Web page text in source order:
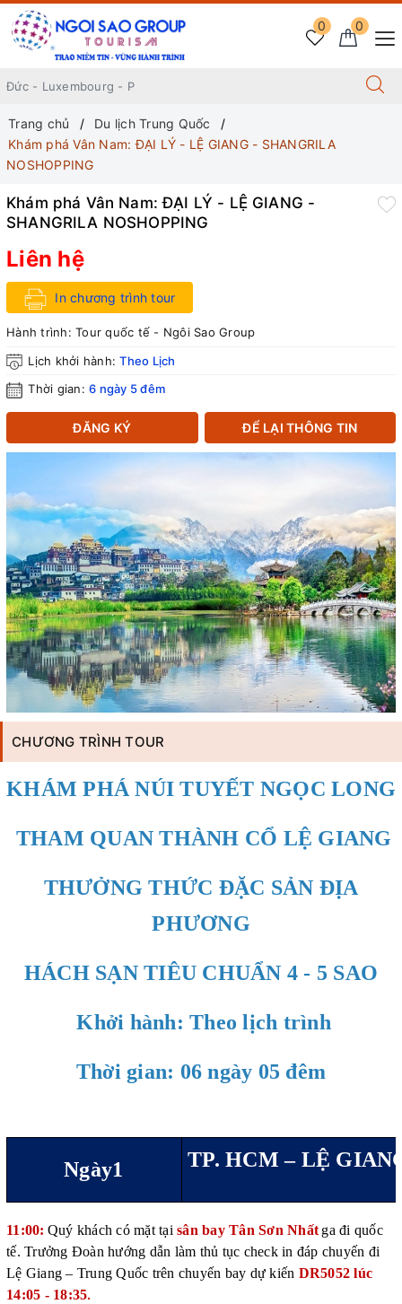
0
0
Trang chủ
Du lịch Trung Quốc
Khám phá Vân Nam: ĐẠI LÝ - LỆ GIANG - SHANGRILA
NOSHOPPING
CHƯƠNG TRÌNH TOUR
KHÁM PHÁ NÚI TUYẾT NGỌC LONG
THAM QUAN THÀNH CỔ LỆ GIANG
THƯỞNG THỨC ĐẶC SẢN ĐỊA
PHƯƠNG
HÁCH SẠN TIÊU CHUẨN 4 - 5 SAO
Khởi hành: Theo lịch trình
Thời gian: 06 ngày 05 đêm
Ngày1 TP. HCM – LỆ
11:00: Quý khách có mặt tại sân bay Tân Sơn Nhất ga đi quốc
tế. Trưởng Đoàn hướng dẫn làm thủ tục check in đáp chuyến đi
Lệ Giang – Trung Quốc trên chuyến bay dự kiến DR5052 lúc
14:05 - 18:35.
Khám phá Vân Nam: ĐẠI LÝ - LỆ GIANG -
SHANGRILA NOSHOPPING
Liên hệ
In chương trình tour
Hành trình: Tour quốc tế - Ngôi Sao Group
Lịch khởi hành:Theo Lịch
Thời gian: 6 ngày 5 đêm
ĐĂNG KÝ ĐỂ LẠI THÔNG TIN